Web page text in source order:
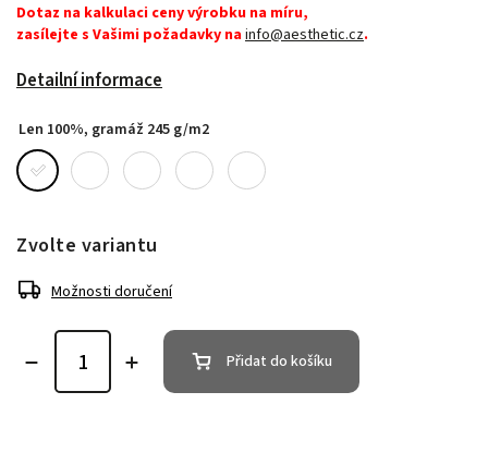
Dotaz na kalkulaci ceny výrobku na míru,
zasílejte s Vašimi požadavky nainfo@aesthetic.cz.
Detailní informace
Len 100%, gramáž 245 g/m2
Zvolte variantu
Možnosti doručení
Přidat do košíku